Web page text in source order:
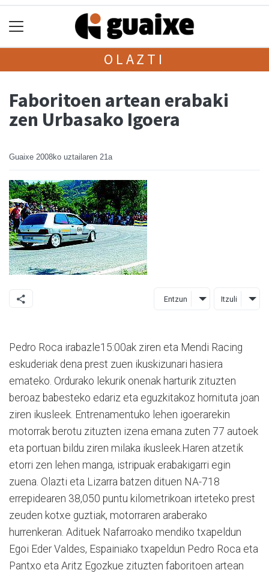
OLAZTI
Faboritoen artean erabaki
zen Urbasako Igoera
Guaixe 2008ko uztailaren 21a
Entzun Itzuli
Pedro Roca irabazle15:00ak ziren eta Mendi Racing
eskuderiak dena prest zuen ikuskizunari hasiera
emateko. Ordurako lekurik onenak harturik zituzten
beroaz babesteko edariz eta eguzkitakoz hornituta joan
ziren ikusleek. Entrenamentuko lehen igoerarekin
motorrak berotu zituzten izena emana zuten 77 autoek
eta portuan bildu ziren milaka ikusleek.Haren atzetik
etorri zen lehen manga, istripuak erabakigarri egin
zuena. Olazti eta Lizarra batzen dituen NA-718
errepidearen 38,050 puntu kilometrikoan irteteko prest
zeuden kotxe guztiak, motorraren araberako
hurrenkeran. Adituek Nafarroako mendiko txapeldun
Egoi Eder Valdes, Espainiako txapeldun Pedro Roca eta
Pantxo eta Aritz Egozkue zituzten faboritoen artean